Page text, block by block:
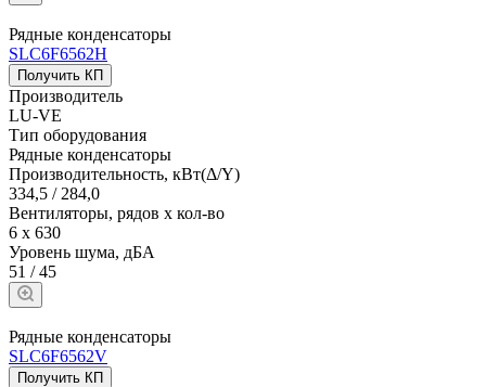
Рядные конденсаторы
SLC6F6562H
Получить КП
Производитель
LU-VE
Тип оборудования
Рядные конденсаторы
Производительность, кВт(Δ/Y)
334,5 / 284,0
Вентиляторы, рядов х кол-во
6 х 630
Уровень шума, дБА
51 / 45
Рядные конденсаторы
SLC6F6562V
Получить КП